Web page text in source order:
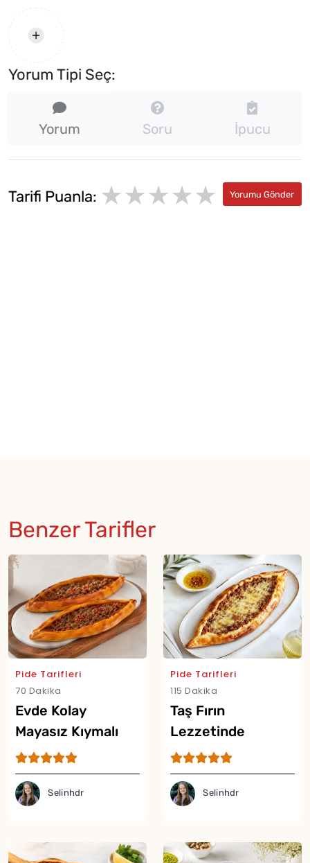
Yorum Tipi Seç:
Yorum Soru İpucu
Tarifi Puanla: ★★★★★
★
★
Benzer Tarifler
Pide Tarifleri
70 Dakika
Evde Kolay
Mayasız Kıymalı
Pide Tarifi
Selinhdr
Pide Tarifleri
115 Dakika
Taş Fırın
Lezzetinde
Kıymalı Pide Tarifi
Selinhdr